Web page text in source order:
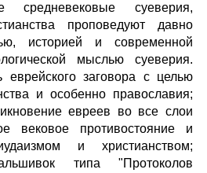
средневековые суеверия,
проповедуют давно
историей и современной
мыслью суеверия.
заговора с целью
и особенно православия;
евреев во все слои
вековое противостояние и
и христианством;
типа "Протоколов